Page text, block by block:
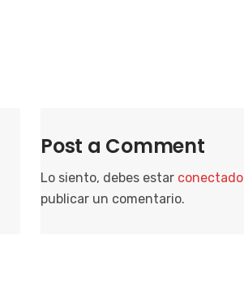
Post a Comment
Lo siento, debes estar conectado
publicar un comentario.